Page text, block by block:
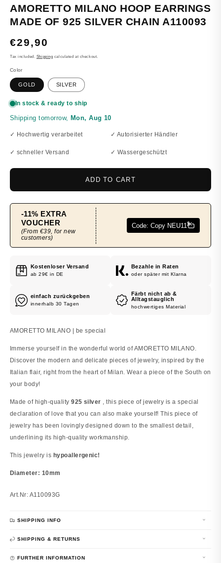
AMORETTO MILANO HOOP EARRINGS
MADE OF 925 SILVER CHAIN ​​A110093
REGULAR
PRICE
€29,90
Tax included. Shipping calculated at checkout.
Color
GOLD SILVER
✓ Hochwertig verarbeitet ✓ Autorisierter Händler
✓ schneller Versand ✓ Wassergeschützt
ADD TO CART
Kostenloser Versand
ab 29€ in DE
Bezahle in Raten
oder später mit Klarna
einfach zurückgeben
innerhalb 30 Tagen
Färbt nicht ab &
Alltagstauglich
hochwertiges Material
AMORETTO MILANO | be special
Immerse yourself in the wonderful world of AMORETTO MILANO.
Discover the modern and delicate pieces of jewelry, inspired by the
Italian flair, right from the heart of Milan. Wear a piece of the South on
your body!
Made of high-quality925 silver , this piece of jewelry is a special
declaration of love that you can also make yourself! This piece of
jewelry has been lovingly designed down to the smallest detail,
underlining its high-quality workmanship.
This jewelry is hypoallergenic!
Diameter: 10mm
Art.Nr: A110093G
SHIPPING INFO
SHIPPING & RETURNS
FURTHER INFORMATION